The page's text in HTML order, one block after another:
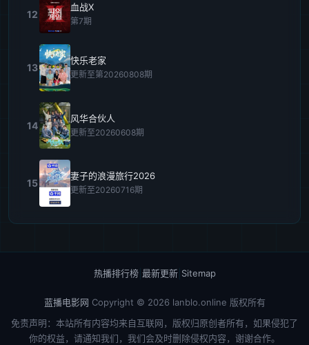
12
血战X
第7期
13
快乐老家
更新至第20260808期
14
风华合伙人
更新至20260608期
15
妻子的浪漫旅行2026
更新至20260716期
热播排行榜| 最新更新| Sitemap
蓝播电影网 Copyright © 2026 lanblo.online 版权所有
免责声明：本站所有内容均来自互联网，版权归原创者所有，如果侵犯了
你的权益，请通知我们，我们会及时删除侵权内容，谢谢合作。